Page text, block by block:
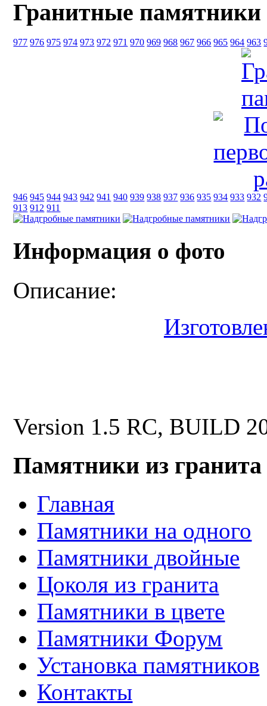
Гранитные памятники
977 976 975 974 973 972 971 970 969 968 967 966 965 964 963
946 945 944 943 942 941 940 939 938 937 936 935 934 933 932
913 912 911
Информация о фото
Описание:
Version 1.5 RC, BUILD
Памятники из гранита
Главная
Памятники на одного
Памятники двойные
Цоколя из гранита
Памятники в цвете
Памятники Форум
Установка памятников
Контакты